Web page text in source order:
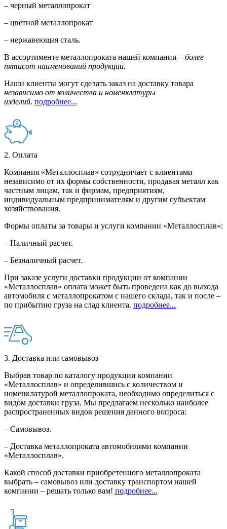
– черный металлопрокат
– цветной металлопрокат
– нержавеющая сталь.
В ассортименте металлопроката нашей компании – более
пятисот наименований продукции.
Наши клиенты могут сделать заказ на доставку товара
независимо от количества и номенклатуры
изделий. подробнее...
2. Оплата
Компания «Металлосплав» сотрудничает с клиентами
независимо от их формы собственности, продавая металл как
частным лицам, так и фирмам, предприятиям,
индивидуальным предпринимателям и другим субъектам
хозяйствования.
Формы оплаты за товары и услуги компании «Металлосплав»:
– Наличный расчет.
– Безналичный расчет.
При заказе услуги доставки продукции от компании
«Металлосплав» оплата может быть проведена как до выхода
автомобиля с металлопрокатом с нашего склада, так и после –
по прибытию груза на слад клиента. подробнее...
3. Доставка или самовывоз
Выбрав товар по каталогу продукции компании
«Металлосплав» и определившись с количеством и
номенклатурой металлопроката, необходимо определиться с
видом доставки груза. Мы предлагаем несколько наиболее
распространенных видов решения данного вопроса:
– Самовывоз.
– Доставка металлопроката автомобилями компании
«Металлосплав».
Какой способ доставки приобретенного металлопроката
выбрать – самовывоз или доставку транспортом нашей
компании – решать только вам! подробнее...